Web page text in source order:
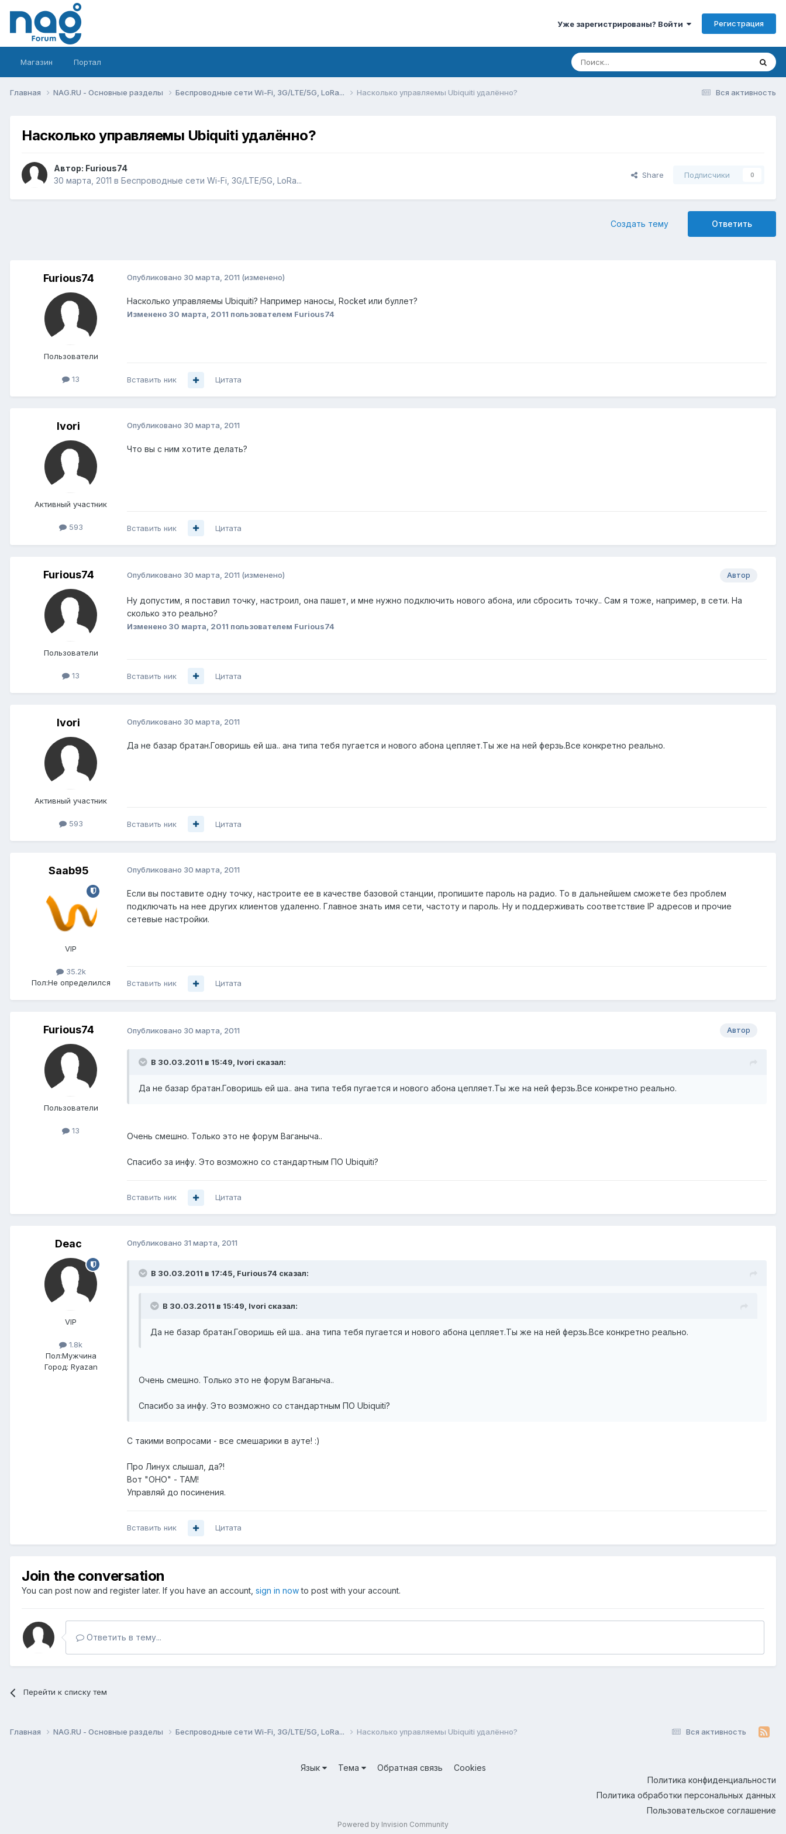
Уже зарегистрированы? Войти Регистрация
Магазин Портал
Вся активность
Главная NAG.RU - Основные разделы Беспроводные сети Wi-Fi, 3G/LTE/5G, LoRa... Насколько управляемы Ubiquiti удалённо?
Насколько управляемы Ubiquiti удалённо?
Автор: Furious74
30 марта, 2011 в Беспроводные сети Wi-Fi, 3G/LTE/5G, LoRa...
Share Подписчики 0
Ответить
Создать тему
Furious74
Пользователи
13
Опубликовано 30 марта, 2011 (изменено)
Насколько управляемы Ubiquiti? Например наносы, Rocket или буллет?
Изменено 30 марта, 2011 пользователем Furious74
Вставить ник Цитата
Ivori
Активный участник
593
Опубликовано 30 марта, 2011
Что вы с ним хотите делать?
Вставить ник Цитата
Furious74
Пользователи
13
Автор
Опубликовано 30 марта, 2011 (изменено)
Ну допустим, я поставил точку, настроил, она пашет, и мне нужно подключить нового абона, или сбросить точку.. Сам я тоже, например, в сети. На
сколько это реально?
Изменено 30 марта, 2011 пользователем Furious74
Вставить ник Цитата
Ivori
Активный участник
593
Опубликовано 30 марта, 2011
Да не базар братан.Говоришь ей ша.. ана типа тебя пугается и нового абона цепляет.Ты же на ней ферзь.Все конкретно реально.
Вставить ник Цитата
Saab95
VIP
35.2k
Пол:Не определился
Опубликовано 30 марта, 2011
Если вы поставите одну точку, настроите ее в качестве базовой станции, пропишите пароль на радио. То в дальнейшем сможете без проблем
подключать на нее других клиентов удаленно. Главное знать имя сети, частоту и пароль. Ну и поддерживать соответствие IP адресов и прочие
сетевые настройки.
Вставить ник Цитата
Furious74
Пользователи
13
Автор
Опубликовано 30 марта, 2011
В 30.03.2011 в 15:49, Ivori сказал:
Да не базар братан.Говоришь ей ша.. ана типа тебя пугается и нового абона цепляет.Ты же на ней ферзь.Все конкретно реально.
Очень смешно. Только это не форум Ваганыча..
Спасибо за инфу. Это возможно со стандартным ПО Ubiquiti?
Вставить ник Цитата
Deac
VIP
1.8k
Пол:Мужчина
Город: Ryazan
Опубликовано 31 марта, 2011
В 30.03.2011 в 17:45, Furious74 сказал:
В 30.03.2011 в 15:49, Ivori сказал:
Да не базар братан.Говоришь ей ша.. ана типа тебя пугается и нового абона цепляет.Ты же на ней ферзь.Все конкретно реально.
Очень смешно. Только это не форум Ваганыча..
Спасибо за инфу. Это возможно со стандартным ПО Ubiquiti?
С такими вопросами - все смешарики в ауте! :)
Про Линух слышал, да?!
Вот "ОНО" - ТАМ!
Управляй до посинения.
Вставить ник Цитата
Join the conversation
You can post now and register later. If you have an account, sign in nowto post with your account.
Ответить в тему...
Перейти к списку тем
Вся активность
Главная NAG.RU - Основные разделы Беспроводные сети Wi-Fi, 3G/LTE/5G, LoRa... Насколько управляемы Ubiquiti удалённо?
Язык Тема Обратная связь
Cookies
Политика конфиденциальности
Политика обработки персональных данных
Пользовательское соглашение
Powered by Invision Community